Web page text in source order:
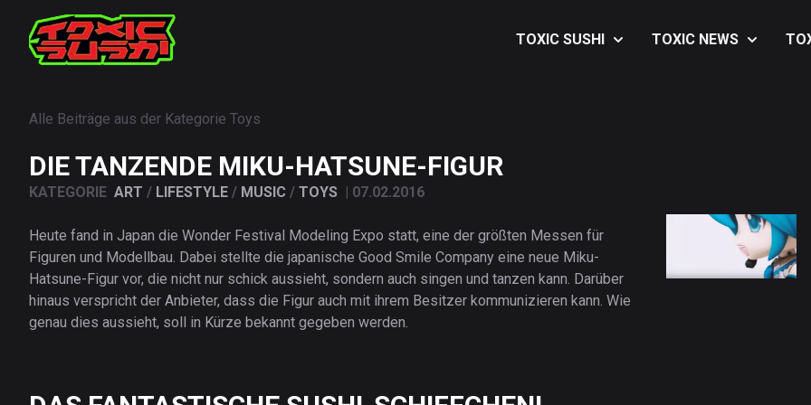
TOXIC SUSHI TOXIC NEWS
Alle Beiträge aus der Kategorie Toys
DIE TANZENDE MIKU-HATSUNE-FIGUR
KATEGORIE ART / LIFESTYLE / MUSIC / TOYS | 07.02.2016
Heute fand in Japan die Wonder Festival Modeling Expo statt, eine der größten Messen für
Figuren und Modellbau. Dabei stellte die japanische Good Smile Company eine neue Miku-
Hatsune-Figur vor, die nicht nur schick aussieht, sondern auch singen und tanzen kann. Darüber
hinaus verspricht der Anbieter, dass die Figur auch mit ihrem Besitzer kommunizieren kann. Wie
genau dies aussieht, soll in Kürze bekannt gegeben werden.